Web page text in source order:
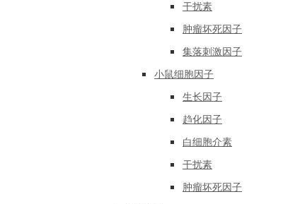
干扰素
肿瘤坏死因子
集落刺激因子
小鼠细胞因子
生长因子
趋化因子
白细胞介素
干扰素
肿瘤坏死因子